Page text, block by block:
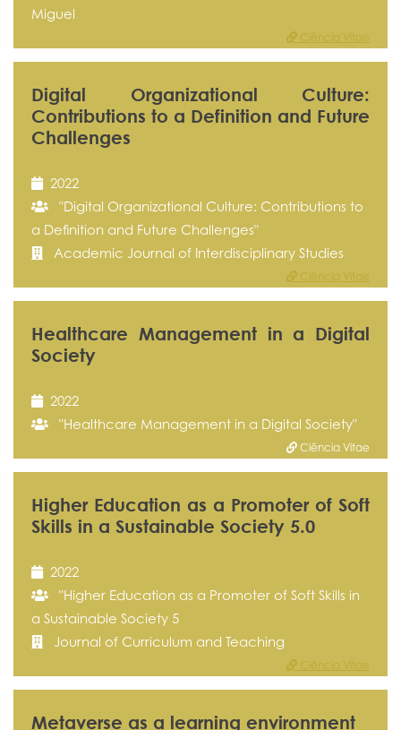
Miguel
Ciência Vitae
Digital Organizational Culture:
Contributions to a Definition and Future
Challenges
2022
"Digital Organizational Culture: Contributions to
a Definition and Future Challenges"
Academic Journal of Interdisciplinary Studies
Ciência Vitae
Healthcare Management in a Digital
Society
2022
"Healthcare Management in a Digital Society"
Ciência Vitae
Higher Education as a Promoter of Soft
Skills in a Sustainable Society 5.0
2022
"Higher Education as a Promoter of Soft Skills in
a Sustainable Society 5
Journal of Curriculum and Teaching
Ciência Vitae
Metaverse as a learning environment